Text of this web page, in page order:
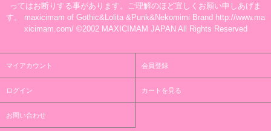
ってはお断りする事があります。ご理解のほど宜しくお願い申しあげま
す。 maxicimam of Gothic&Lolita &Punk&Nekomimi Brand http://www.ma
xicimam.com/ ©2002 MAXICIMAM JAPAN All Rights Reserved
マイアカウント 会員登録
ログイン カートを見る
お問い合わせ